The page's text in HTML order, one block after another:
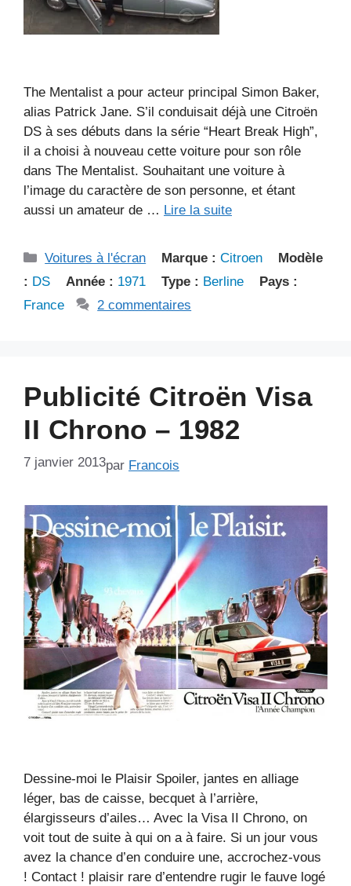
The Mentalist a pour acteur principal Simon Baker,
alias Patrick Jane. S’il conduisait déjà une Citroën
DS à ses débuts dans la série “Heart Break High”,
il a choisi à nouveau cette voiture pour son rôle
dans The Mentalist. Souhaitant une voiture à
l’image du caractère de son personne, et étant
aussi un amateur de … Lire la suite
Catégories
Voitures à l'écran Marque : Citroen
Modèle
: DS Année : 1971 Type : Berline
Pays :
France
2 commentaires
Publicité Citroën Visa
II Chrono – 1982
7 janvier 2013par Francois
Dessine-moi le Plaisir Spoiler, jantes en alliage
léger, bas de caisse, becquet à l’arrière,
élargisseurs d’ailes… Avec la Visa II Chrono, on
voit tout de suite à qui on a à faire. Si un jour vous
avez la chance d’en conduire une, accrochez-vous
! Contact ! plaisir rare d’entendre rugir le fauve logé